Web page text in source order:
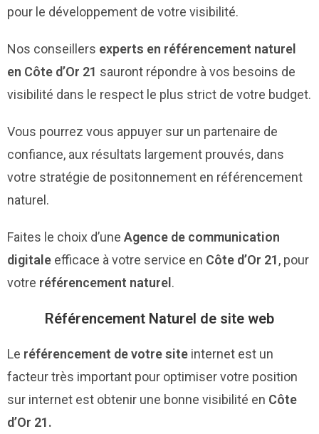
pour le développement de votre visibilité.
Nos conseillers experts en référencement naturel
en Côte d’Or 21 sauront répondre à vos besoins de
visibilité dans le respect le plus strict de votre budget.
Vous pourrez vous appuyer sur un partenaire de
confiance, aux résultats largement prouvés, dans
votre stratégie de positonnement en référencement
naturel.
Faites le choix d’une Agence de communication
digitale efficace à votre service en Côte d’Or 21, pour
votre référencement naturel .
Référencement Naturel de site web
Le référencement de votre site internet est un
facteur très important pour optimiser votre position
sur internet est obtenir une bonne visibilité en Côte
d’Or 21.